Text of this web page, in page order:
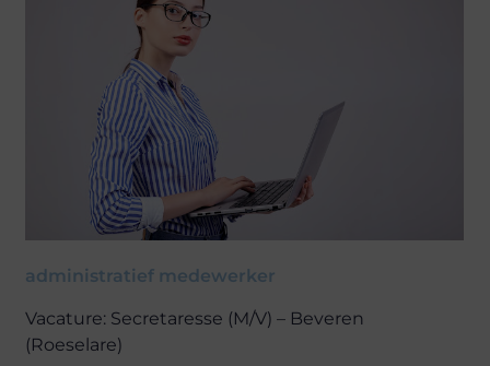
administratief medewerker
Vacature: Secretaresse (M/V) – Beveren
(Roeselare)